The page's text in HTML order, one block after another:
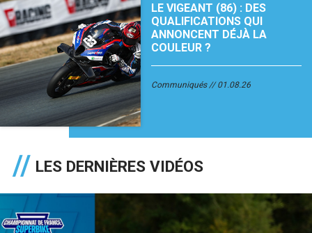
LE VIGEANT (86) : DES
QUALIFICATIONS QUI
ANNONCENT DÉJÀ LA
COULEUR ?
Communiqués 01.08.26
LES DERNIÈRES VIDÉOS